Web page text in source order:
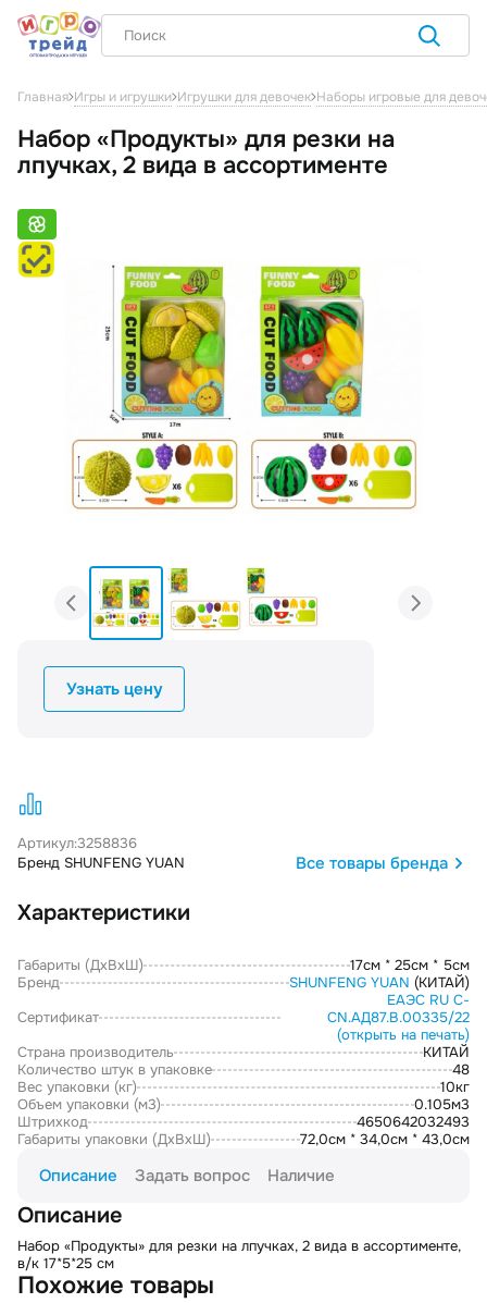
Главная Игры и игрушки Игрушки для девочек Наборы игровые для
Набор «Продукты» для резки на
лпучках, 2 вида в ассортименте
Узнать цену
Артикул:3258836
Бренд SHUNFENG YUAN
Все товары бренда
Характеристики
Габариты (ДxВxШ)
17см * 25см * 5см
Бренд
SHUNFENG YUAN (КИТАЙ)
Сертификат
ЕАЭС RU С-
CN.АД87.В.00335/22
(открыть на печать)
Страна производитель
КИТАЙ
Количество штук в упаковке
48
Вес упаковки (кг)
10кг
Объем упаковки (м3)
0.105м3
Штрихкод
4650642032493
Габариты упаковки (ДxВxШ)
72,0см * 34,0см * 43,0см
Описание Задать вопрос Наличие
Описание
Набор «Продукты» для резки на лпучках, 2 вида в ассортименте,
в/к 17*5*25 см
Похожие товары